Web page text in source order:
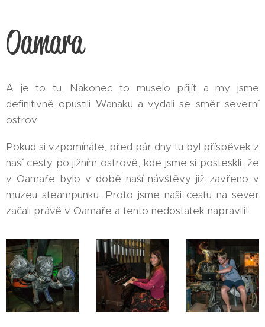
Oamara
A je to tu. Nakonec to muselo přijít a my jsme
definitivně opustili Wanaku a vydali se směr severní
ostrov.
Pokud si vzpomínáte, před pár dny tu byl příspěvek z
naší cesty po jižním ostrově, kde jsme si posteskli, že
v Oamaře bylo v době naší návštěvy již zavřeno v
muzeu steampunku. Proto jsme naši cestu na sever
začali právě v Oamaře a tento nedostatek napravili!